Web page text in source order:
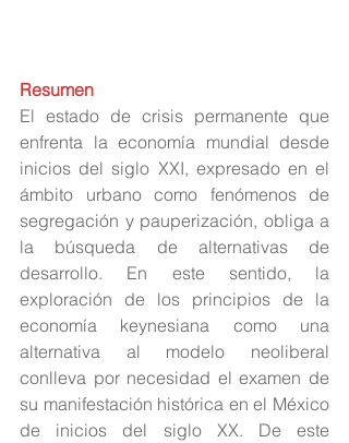
Resumen
El estado de crisis permanente que
enfrenta la economía mundial desde
inicios del siglo XXI, expresado en el
ámbito urbano como fenómenos de
segregación y pauperización, obliga a
la búsqueda de alternativas de
desarrollo. En este sentido, la
exploración de los principios de la
economía keynesiana como una
alternativa al modelo neoliberal
conlleva por necesidad el examen de
su manifestación histórica en el México
de inicios del siglo XX. De este